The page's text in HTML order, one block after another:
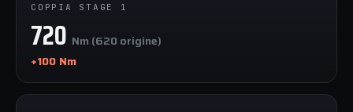
COPPIA STAGE 1
720 Nm (620 origine)
+100 Nm